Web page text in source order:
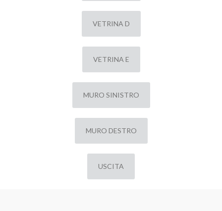
VETRINA D
VETRINA E
MURO SINISTRO
MURO DESTRO
USCITA